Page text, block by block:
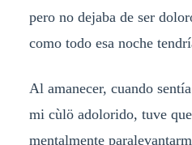
pero no dejaba de ser
como todo esa noche
Al amanecer, cuando
mi cùlö adolorido, tuve
mentalmente